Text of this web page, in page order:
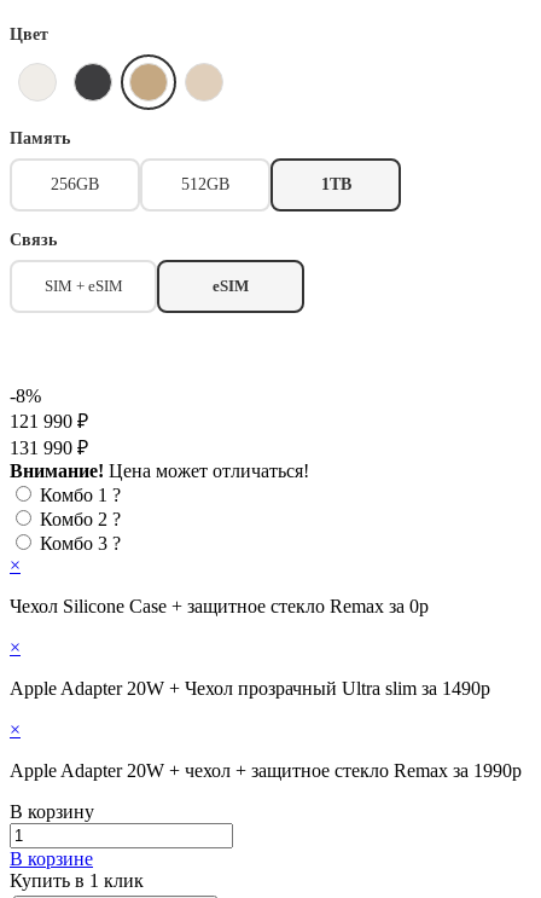
Цвет
Память
256GB 512GB 1TB
Связь
SIM + eSIM eSIM
-8%
121 990 ₽
131 990 ₽
Внимание! Цена может отличаться!
Комбо 1 ?
Комбо 2 ?
Комбо 3 ?
×
Чехол Silicone Case + защитное стекло Remax за 0р
×
Apple Adapter 20W + Чехол прозрачный Ultra slim за 1490р
×
Apple Adapter 20W + чехол + защитное стекло Remax за 1990р
В корзину
В корзине
Купить в 1 клик